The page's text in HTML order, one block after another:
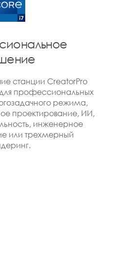
станции CreatorPro
профессиональных
режима,
проектирование, ИИ,
инженерное
или трехмерный